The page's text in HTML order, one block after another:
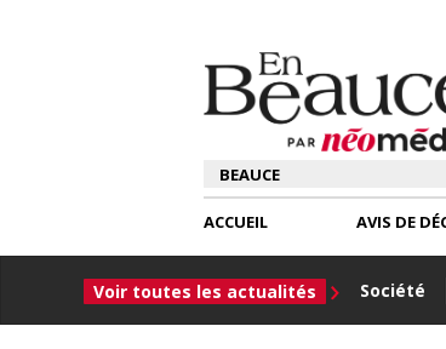
ACCUEIL
Voir toutes les actualités Société
AVIS DE